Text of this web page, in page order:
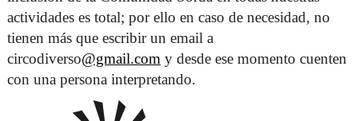
actividades es total; por ello en caso de necesidad, no
tienen más que escribir un email a
circodiverso@gmail.com y desde ese momento cuenten
con una persona interpretando.